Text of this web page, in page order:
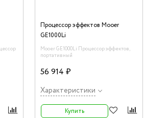
Процессор эффектов Mooer
GE1000Li
Mooer GE1000Li Процессор эффектов,
портативный
56 914 ₽
Характеристики
Купить